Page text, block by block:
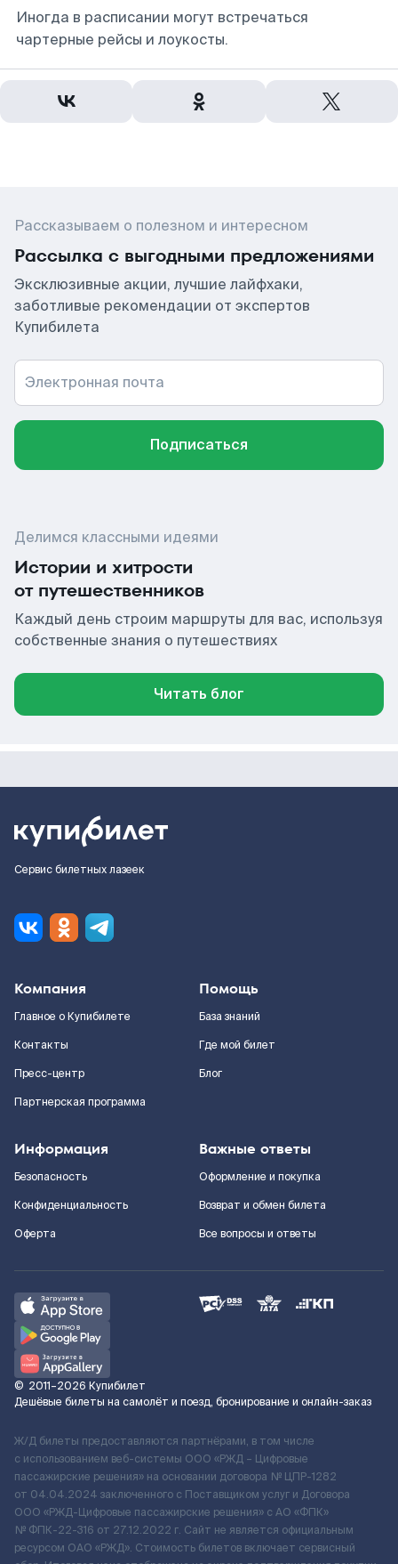
Иногда в расписании могут встречаться
чартерные рейсы и лоукосты.
Рассказываем о полезном и интересном
Рассылка с выгодными предложениями
Эксклюзивные акции, лучшие лайфхаки,
заботливые рекомендации от экспертов
Купибилета
Электронная почта
Подписаться
Делимся классными идеями
Истории и хитрости
от путешественников
Каждый день строим маршруты для вас, используя
собственные знания о путешествиях
Читать блог
Сервис билетных лазеек
Компания
Главное о Купибилете
Контакты
Пресс-центр
Партнерская программа
Помощь
База знаний
Где мой билет
Блог
Информация
Безопасность
Конфиденциальность
Оферта
Важные ответы
Оформление и покупка
Возврат и обмен билета
Все вопросы и ответы
© 2011–2026 Купибилет
Дешёвые билеты на самолёт и поезд, бронирование и онлайн-заказ
Ж/Д билеты предоставляются партнёрами, в том числе
с использованием веб-системы ООО «РЖД – Цифровые
пассажирские решения» на основании договора № ЦПР-1282
от 04.04.2024 заключенного с Поставщиком услуг и Договора
ООО «РЖД-Цифровые пассажирские решения» c АО «ФПК»
№ ФПК-22-316 от 27.12.2022 г. Сайт не является официальным
ресурсом ОАО «РЖД». Стоимость билетов включает сервисный